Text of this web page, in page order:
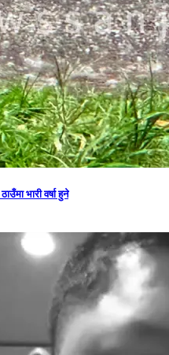
भारी वर्षा हुने